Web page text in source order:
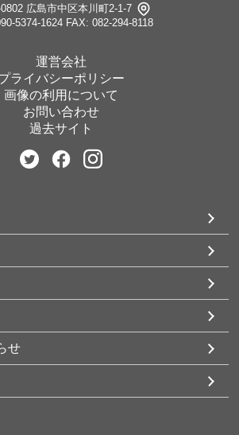
広島市中区本川町2-1-7
5374-1624 FAX: 082-294-8118
運営会社
ライバシーポリシー
画像の利用について
お問い合わせ
過去サイト
せ